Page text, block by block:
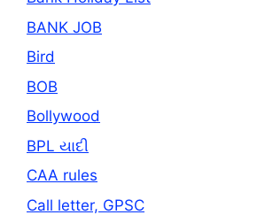
BANK JOB
Bird
BOB
Bollywood
BPL યાદી
CAA rules
Call letter, GPSC